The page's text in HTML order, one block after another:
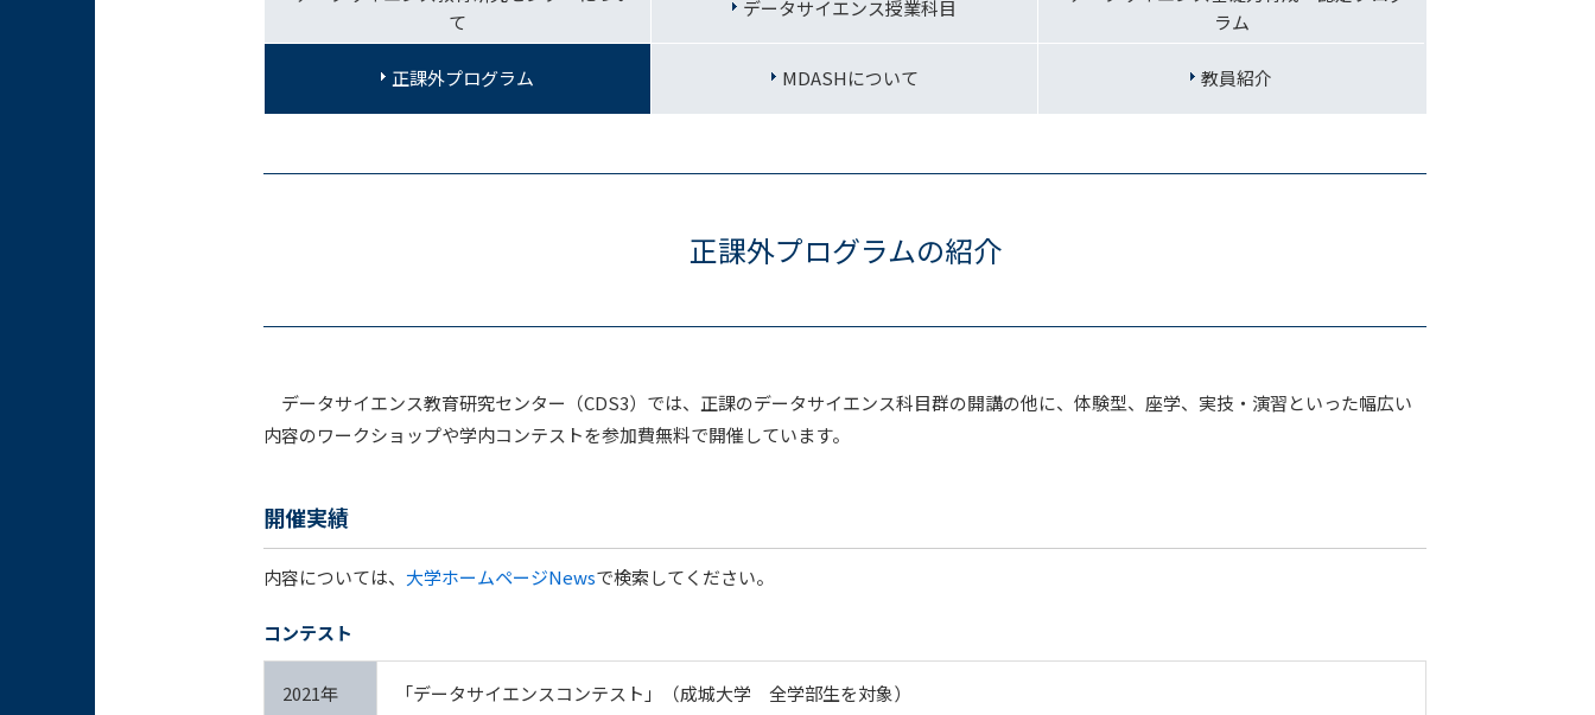
て
データサイエンス授業科目
ラム
正課外プログラム MDASHについて 教員紹介
正課外プログラムの紹介
データサイエンス教育研究センター（CDS3）では、正課のデータサイエンス科目群の開講の他に、体験型、座学、実技・演習といった幅広い
内容のワークショップや学内コンテストを参加費無料で開催しています。
開催実績
内容については、 大学ホームページNewsで検索してください。
コンテスト
2021年 「データサイエンスコンテスト」（成城大学 全学部生を対象）